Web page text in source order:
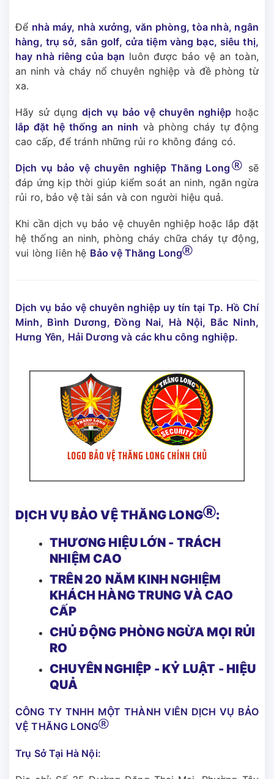
Để nhà máy, nhà xưởng, văn phòng, tòa nhà, ngân
hàng, trụ sở, sân golf, cửa tiệm vàng bạc, siêu thị,
hay nhà riêng của bạn luôn được bảo vệ an toàn,
an ninh và cháy nổ chuyên nghiệp và đề phòng từ
xa.
Hãy sử dụngdịch vụ bảo vệ chuyên nghiệp hoặc
lắp đặt hệ thống an ninh và phòng cháy tự động
cao cấp, để tránh những rủi ro không đáng có.
Dịch vụ bảo vệ chuyên nghiệp Thăng Long Ⓡ
sẽ
đáp ứng kịp thời giúp kiểm soát an ninh, ngăn ngừa
rủi ro, bảo vệ tài sản và con người hiệu quả.
Khi cần dịch vụ bảo vệ chuyên nghiệp hoặc lắp đặt
hệ thống an ninh, phòng cháy chữa cháy tự động,
vui lòng liên hệ Bảo vệ Thăng LongⓇ
Dịch vụ bảo vệ chuyên nghiệp uy tín tại Tp. Hồ Chí
Minh, Bình Dương, Đồng Nai, Hà Nội, Bắc Ninh,
Hưng Yên, Hải Dương và các khu công nghiệp.
DỊCH VỤ BẢO VỆ THĂNG LONGⓇ:
THƯƠNG HIỆU LỚN - TRÁCH
NHIỆM CAO
TRÊN 20 NĂM KINH NGHIỆM
KHÁCH HÀNG TRUNG VÀ CAO
CẤP
CHỦ ĐỘNG PHÒNG NGỪA MỌI RỦI
RO
CHUYÊN NGHIỆP - KỶ LUẬT - HIỆU
QUẢ
CÔNG TY TNHH MỘT THÀNH VIÊN DỊCH VỤ BẢO
VỆ THĂNG LONGⓇ
Trụ Sở Tại Hà Nội: